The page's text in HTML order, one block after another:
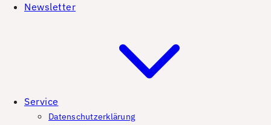
Newsletter
Service
Datenschutzerklärung